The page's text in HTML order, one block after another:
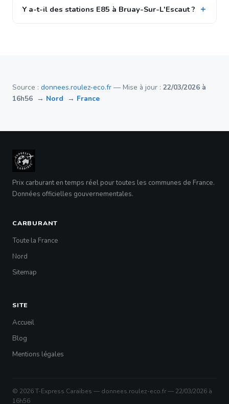
Y a-t-il des stations E85 à Bruay-Sur-L'Escaut ?
Source : donnees.roulez-eco.fr — Mise à jour : 22/03/2026 à
16h56 → Nord → France
Prix carburant en temps réel pour toutes les communes de France.
Données officielles gouvernementales.
CARBURANT
Toute la France
Nord
Sitemap
SITE
Accueil
Blog
Mentions légales
© 2026 T-Express Caraïbes — donnees.roulez-eco.fr — 22/03/2026 à
16h56